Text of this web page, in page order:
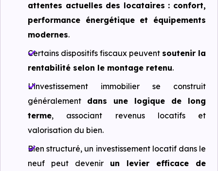
attentes actuelles des locataires : confort,
performance énergétique et équipements
modernes.
Certains dispositifs fiscaux peuvent soutenir la
rentabilité selon le montage retenu.
L’investissement immobilier se construit
généralement dans une logique de long
terme, associant revenus locatifs et
valorisation du bien.
Bien structuré, un investissement locatif dans le
neuf peut devenir un levier efficace de